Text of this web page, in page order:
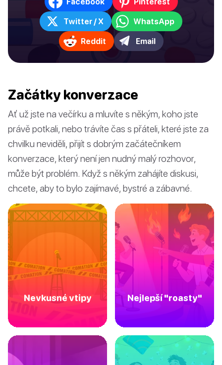
Twitter / X WhatsApp
Reddit Email
Začátky konverzace
Ať už jste na večírku a mluvíte s někým, koho jste
právě potkali, nebo trávíte čas s přáteli, které jste za
chvilku neviděli, přijít s dobrým začátečníkem
konverzace, který není jen nudný malý rozhovor,
může být problém. Když s někým zahájíte diskusi,
chcete, aby to bylo zajímavé, bystré a zábavné.
Nevkusné vtipy Nejlepší "roasty"